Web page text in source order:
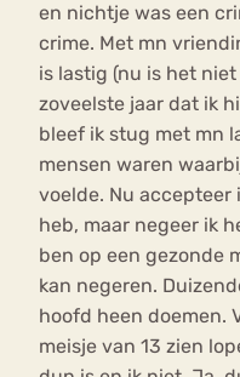
en nichtje was een
crime. Met mn
is lastig (nu is het
zoveelste jaar dat ik
bleef ik stug met mn
mensen waren
voelde. Nu accepteer
heb, maar negeer ik
ben op een gezonde
kan negeren.
hoofd heen doemen.
meisje van 13 zien